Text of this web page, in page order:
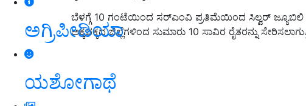
ಅಗ್ರಿಪೀಡಿಯಾ
ಯಶೋಗಾಥೆ
ಬೆಳಗ್ಗೆ 10 ಗಂಟೆಯಿಂದ ಸರ್‌ಎಂವಿ ಪ್ರತಿಮೆಯಿಂದ ಸಿಲ್ವರ್
ಅಕ್ಕಪಕ್ಕದ ಜಿಲ್ಲೆಗಳಿಂದ ಸುಮಾರು 10 ಸಾವಿರ ರೈತರನ್ನು